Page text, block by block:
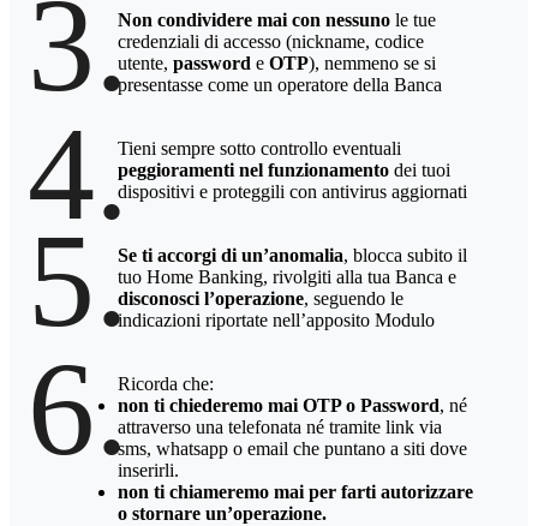
3.Non condividere mai con nessuno le tue
credenziali di accesso (nickname, codice
utente, password e OTP), nemmeno se si
presentasse come un operatore della Banca
4.Tieni sempre sotto controllo eventuali
peggioramenti nel funzionamento dei tuoi
dispositivi e proteggili con antivirus aggiornati
5.Se ti accorgi di un’anomalia, blocca subito il
tuo Home Banking, rivolgiti alla tua Banca e
disconosci l’operazione, seguendo le
indicazioni riportate nell’apposito Modulo
6.Ricorda che:
non ti chiederemo mai OTP o Password, né
attraverso una telefonata né tramite link via
sms, whatsapp o email che puntano a siti dove
inserirli.
non ti chiameremo mai per farti autorizzare
o stornare un’operazione.